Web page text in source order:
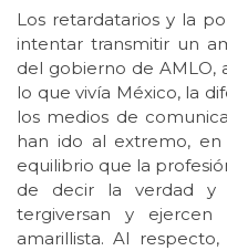
Los retardatarios y la
intentar transmitir un
del gobierno de AMLO,
lo que vivía México, la
los medios de
han ido al extremo,
equilibrio que la
de decir la verdad y
tergiversan y ejercen
amarillista. Al